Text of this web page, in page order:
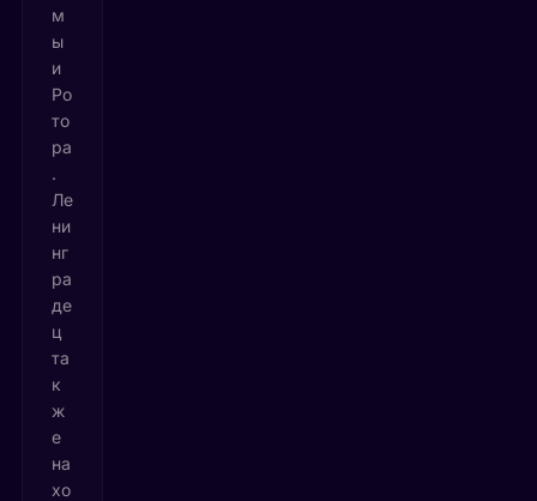
м
ы
и
Ро
то
ра
.
Ле
ни
нг
ра
де
ц
та
к
ж
е
на
хо